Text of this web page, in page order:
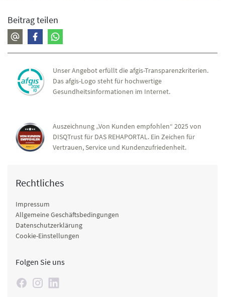
Beitrag teilen
Unser Angebot erfüllt die afgis-Transparenzkriterien.
Das afgis-Logo steht für hochwertige
Gesundheitsinformationen im Internet.
Auszeichnung „Von Kunden empfohlen“ 2025 von
DISQTrust für DAS REHAPORTAL. Ein Zeichen für
Vertrauen, Service und Kundenzufriedenheit.
Rechtliches
Impressum
Allgemeine Geschäftsbedingungen
Datenschutzerklärung
Cookie-Einstellungen
Folgen Sie uns